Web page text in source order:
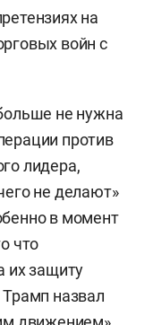
на
войн с
не нужна
против
лидера,
не делают»
в момент
что
их защиту
назвал